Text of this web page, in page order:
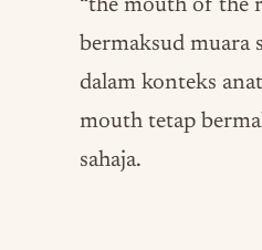
“the mouth of the
bermaksud muara
dalam konteks
mouth tetap
sahaja.